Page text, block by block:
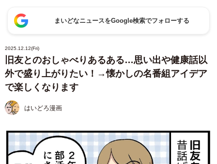
まいどなニュースをGoogle検索でフォローする
2025.12.12(Fri)
旧友とのおしゃべりあるある…思い出や健康話以
外で盛り上がりたい！→懐かしの名番組アイデア
で楽しくなります
はいどろ漫画